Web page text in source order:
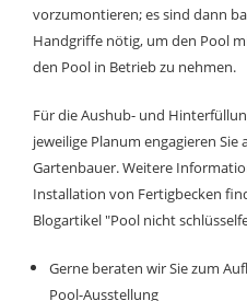
vorzumontieren; es sind dann
Handgriffe nötig, um den Pool
den Pool in Betrieb zu nehmen.
Für die Aushub- und
jeweilige Planum engagieren
Gartenbauer. Weitere
Installation von Fertigbecken
Blogartikel"Pool nicht
Gerne beraten wir Sie zum
Pool-Ausstellung